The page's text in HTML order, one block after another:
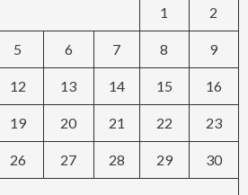
1 2
5 6 7 8 9
12 13 14 15 16
19 20 21 22 23
26 27 28 29 30